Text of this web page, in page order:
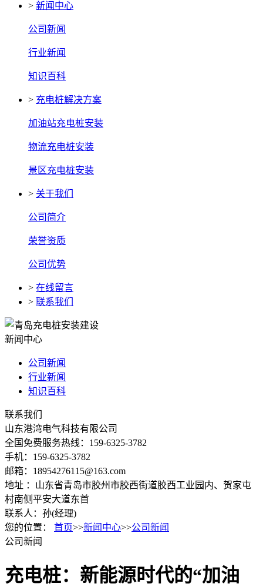
> 新闻中心
公司新闻
行业新闻
知识百科
> 充电桩解决方案
加油站充电桩安装
物流充电桩安装
景区充电桩安装
> 关于我们
公司简介
荣誉资质
公司优势
> 在线留言
> 联系我们
新闻中心
公司新闻
行业新闻
知识百科
联系我们
山东港湾电气科技有限公司
全国免费服务热线：159-6325-3782
手机：159-6325-3782
邮箱：18954276115@163.com
地址 ：山东省青岛市胶州市胶西街道胶西工业园内、贺家屯
村南侧平安大道东首
联系人：孙(经理)
您的位置：
首页>>新闻中心>>公司新闻
公司新闻
充电桩：新能源时代的“加油